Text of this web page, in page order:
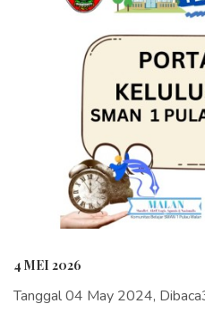
4 MEI 2026
Tanggal 04 May 2024,